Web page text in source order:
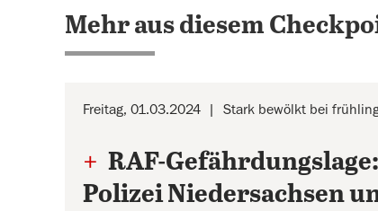
Mehr aus diesem
Freitag, 01.03.2024 Stark bewölkt bei
+ RAF-
Polizei Niedersachsen